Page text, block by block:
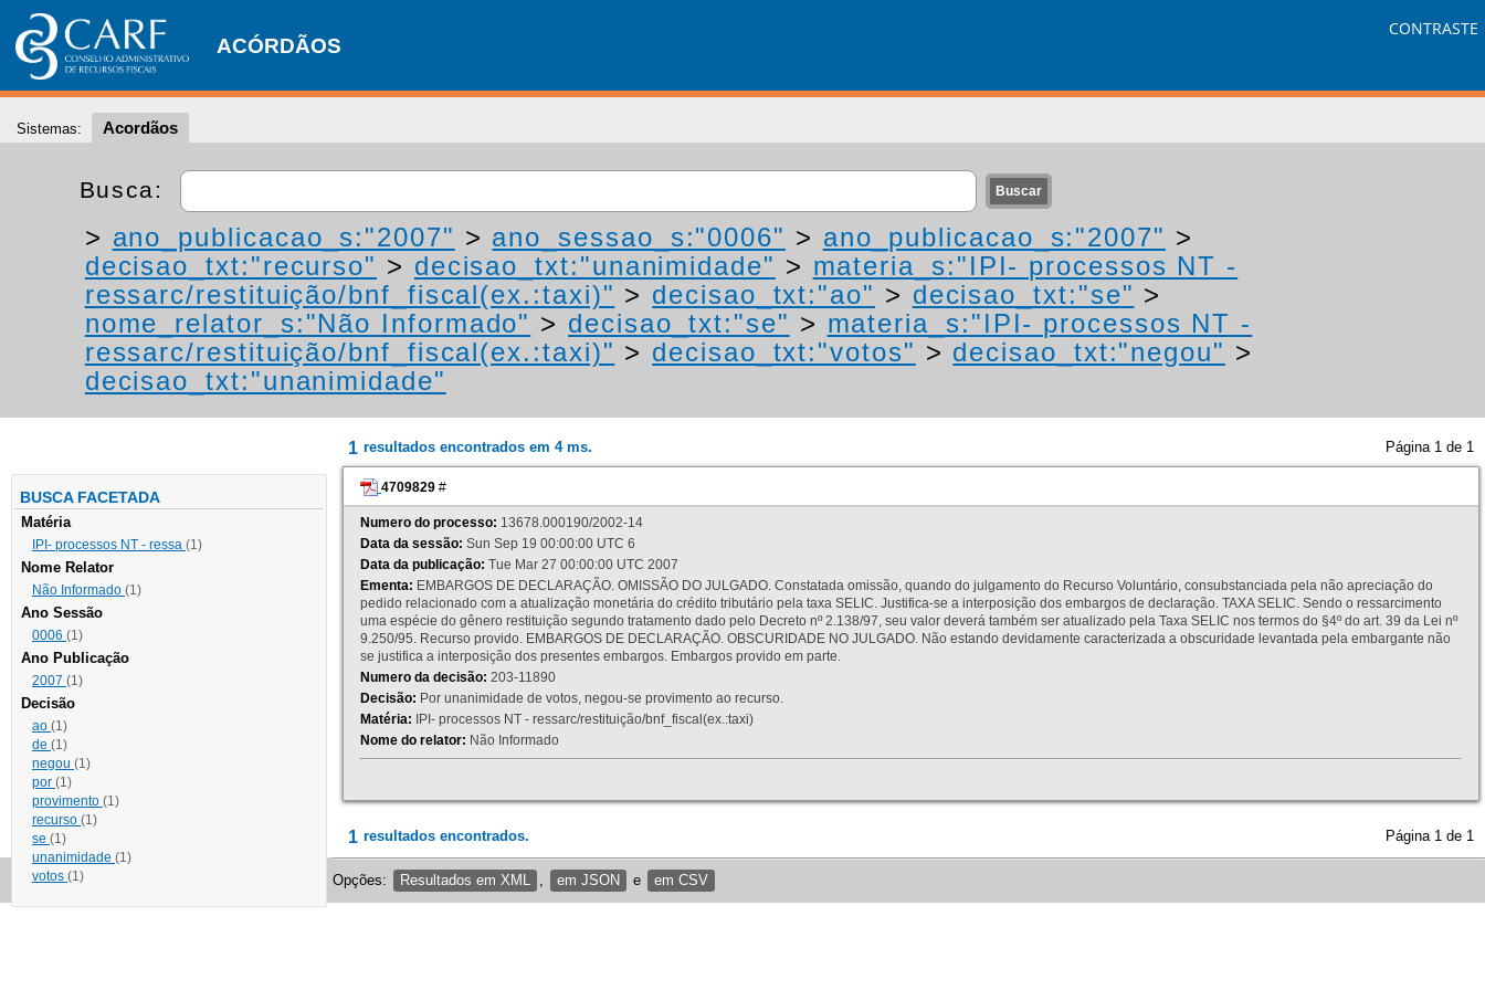
ACÓRDÃOS
CONTRASTE
Sistemas: Acordãos
Busca:
> ano_publicacao_s:"2007" > ano_sessao_s:"0006" > ano_publicacao_s:"2007" >
decisao_txt:"recurso" > decisao_txt:"unanimidade" > materia_s:"IPI- processos NT -
ressarc/restituição/bnf_fiscal(ex.:taxi)" > decisao_txt:"ao" > decisao_txt:"se" >
nome_relator_s:"Não Informado" > decisao_txt:"se" > materia_s:"IPI- processos NT -
ressarc/restituição/bnf_fiscal(ex.:taxi)" > decisao_txt:"votos" > decisao_txt:"negou" >
decisao_txt:"unanimidade"
BUSCA FACETADA
Matéria
IPI- processos NT - ressa (1)
Nome Relator
Não Informado (1)
Ano Sessão
0006 (1)
Ano Publicação
2007 (1)
Decisão
ao (1)
de (1)
negou (1)
por (1)
provimento (1)
recurso (1)
se (1)
unanimidade (1)
votos (1)
1 resultados encontrados em 4 ms. Página 1 de 1
4709829 #
Numero do processo: 13678.000190/2002-14
Data da sessão: Sun Sep 19 00:00:00 UTC 6
Data da publicação: Tue Mar 27 00:00:00 UTC 2007
Ementa: EMBARGOS DE DECLARAÇÃO. OMISSÃO DO JULGADO. Constatada omissão, quando do julgamento do Recurso Voluntário, consubstanciada pela não apreciação do
pedido relacionado com a atualização monetária do crédito tributário pela taxa SELIC. Justifica-se a interposição dos embargos de declaração. TAXA SELIC. Sendo o ressarcimento
uma espécie do gênero restituição segundo tratamento dado pelo Decreto nº 2.138/97, seu valor deverá também ser atualizado pela Taxa SELIC nos termos do §4º do art. 39 da Lei nº
9.250/95. Recurso provido. EMBARGOS DE DECLARAÇÃO. OBSCURIDADE NO JULGADO. Não estando devidamente caracterizada a obscuridade levantada pela embargante não
se justifica a interposição dos presentes embargos. Embargos provido em parte.
Numero da decisão: 203-11890
Decisão: Por unanimidade de votos, negou-se provimento ao recurso.
Matéria: IPI- processos NT - ressarc/restituição/bnf_fiscal(ex.:taxi)
Nome do relator: Não Informado
1 resultados encontrados. Página 1 de 1
Opções: Resultados em XML em JSON e em CSV